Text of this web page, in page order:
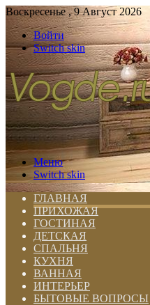
Воскресенье , 9 Август 2026
Войти
Switch skin
Меню
Switch skin
ГЛАВНАЯ
ПРИХОЖАЯ
ГОСТИНАЯ
ДЕТСКАЯ
СПАЛЬНЯ
КУХНЯ
ВАННАЯ
ИНТЕРЬЕР
БЫТОВЫЕ ВОПРОСЫ